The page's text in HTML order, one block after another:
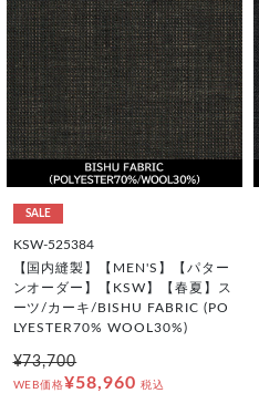
SALE
KSW-525384
【国内縫製】【MEN'S】【パター
ンオーダー】【KSW】【春夏】ス
ーツ/カーキ/BISHU FABRIC (PO
LYESTER70% WOOL30%)
¥73,700
WEB価格¥58,960 税込